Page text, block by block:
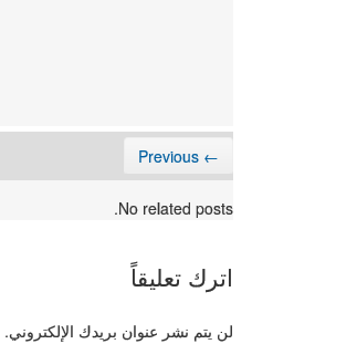
← Previous
No related posts.
اترك تعليقاً
لن يتم نشر عنوان بريدك الإلكتروني.